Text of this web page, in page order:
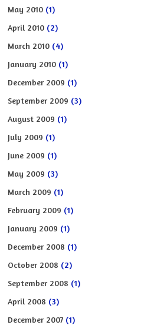
May 2010 (1)
April 2010 (2)
March 2010 (4)
January 2010 (1)
December 2009 (1)
September 2009 (3)
August 2009 (1)
July 2009 (1)
June 2009 (1)
May 2009 (3)
March 2009 (1)
February 2009 (1)
January 2009 (1)
December 2008 (1)
October 2008 (2)
September 2008 (1)
April 2008 (3)
December 2007 (1)